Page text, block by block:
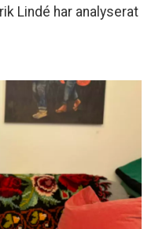
Lindé har analyserat